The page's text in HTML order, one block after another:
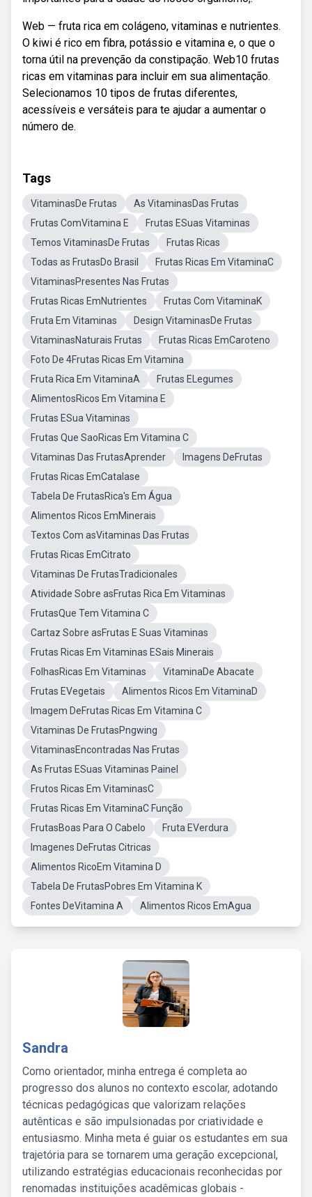
Web — fruta rica em colágeno, vitaminas e nutrientes.
O kiwi é rico em fibra, potássio e vitamina e, o que o
torna útil na prevenção da constipação. Web10 frutas
ricas em vitaminas para incluir em sua alimentação.
Selecionamos 10 tipos de frutas diferentes,
acessíveis e versáteis para te ajudar a aumentar o
número de.
Tags
VitaminasDe Frutas
As VitaminasDas Frutas
Frutas ComVitamina E
Frutas ESuas Vitaminas
Temos VitaminasDe Frutas
Frutas Ricas
Todas as FrutasDo Brasil
Frutas Ricas Em VitaminaC
VitaminasPresentes Nas Frutas
Frutas Ricas EmNutrientes
Frutas Com VitaminaK
Fruta Em Vitaminas
Design VitaminasDe Frutas
VitaminasNaturais Frutas
Frutas Ricas EmCaroteno
Foto De 4Frutas Ricas Em Vitamina
Fruta Rica Em VitaminaA
Frutas ELegumes
AlimentosRicos Em Vitamina E
Frutas ESua Vitaminas
Frutas Que SaoRicas Em Vitamina C
Vitaminas Das FrutasAprender
Imagens DeFrutas
Frutas Ricas EmCatalase
Tabela De FrutasRica's Em Água
Alimentos Ricos EmMinerais
Textos Com asVitaminas Das Frutas
Frutas Ricas EmCitrato
Vitaminas De FrutasTradicionales
Atividade Sobre asFrutas Rica Em Vitaminas
FrutasQue Tem Vitamina C
Cartaz Sobre asFrutas E Suas Vitaminas
Frutas Ricas Em Vitaminas ESais Minerais
FolhasRicas Em Vitaminas
VitaminaDe Abacate
Frutas EVegetais
Alimentos Ricos Em VitaminaD
Imagem DeFrutas Ricas Em Vitamina C
Vitaminas De FrutasPngwing
VitaminasEncontradas Nas Frutas
As Frutas ESuas Vitaminas Painel
Frutos Ricas Em VitaminasC
Frutas Ricas Em VitaminaC Função
FrutasBoas Para O Cabelo
Fruta EVerdura
Imagenes DeFrutas Citricas
Alimentos RicoEm Vitamina D
Tabela De FrutasPobres Em Vitamina K
Fontes DeVitamina A
Alimentos Ricos EmAgua
Sandra
Como orientador, minha entrega é completa ao
progresso dos alunos no contexto escolar, adotando
técnicas pedagógicas que valorizam relações
autênticas e são impulsionadas por criatividade e
entusiasmo. Minha meta é guiar os estudantes em sua
trajetória para se tornarem uma geração excepcional,
utilizando estratégias educacionais reconhecidas por
renomadas instituições acadêmicas globais -